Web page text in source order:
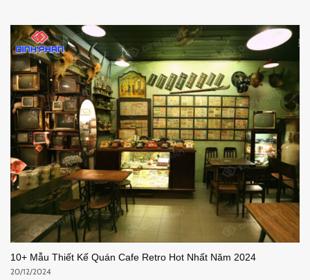
10+ Mẫu Thiết Kế Quán Cafe Retro Hot Nhất Năm 2024
20/12/2024